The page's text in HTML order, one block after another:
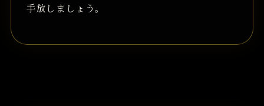
手放しましょう。